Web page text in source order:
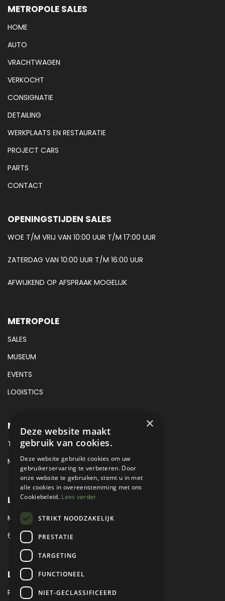
METROPOLE SALES
HOME
AUTO
VRACHTWAGEN
VERKOCHT
CONSIGNATIE
DETAILING
WERKPLAATS EN RESTAURATIE
PROJECT CARS
PARTS
CONTACT
OPENINGSTIJDEN SALES
WOE T/M VRIJ VAN 10:00 UUR T/M 17:00 UUR
ZATERDAG VAN 10:00 UUR T/M 16:00 UUR
AFWIJKEND OP AFSPRAAK MOGELIJK
METROPOLE
SALES
MUSEUM
EVENTS
LOGISTICS
METROPOLE SALES CONTACT
TEL:+31 (0) 88 425 94 00
MAIL:SALES@METROPOLE.NL
LOCATIE
MEUBELLAAN 1 / VIA ENZO FERRARI
6651 KV DRUTEN / THE NETHERLANDS
LEGAL
PRIVACY VERKLARING
×
Deze website maakt
gebruik van cookies.
Deze website gebruikt cookies om uw
gebruikerservaring te verbeteren. Door
onze website te gebruiken, stemt u in met
alle cookies in overeenstemming met ons
Cookiebeleid. Lees verder
STRIKT NOODZAKELIJK
PRESTATIE
TARGETING
FUNCTIONEEL
NIET-GECLASSIFICEERD